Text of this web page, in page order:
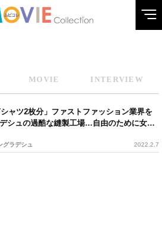
MOVIE INTERVIEW
シャツ2枚分」ファストファッション業界を
シュの過酷な縫製工場…自由のために女性
グラデシュ 2022.2.7